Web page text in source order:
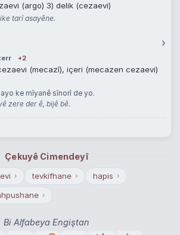
(argo) 3) delik (cezaevi)
tarî asayêne.
›
+2
(mecazî), içeri (mecazen cezaevi)
ke mîyanê sînorî de yo.
zere der ê, bijê bê.
Çekuyê Cimendeyî
› tevkifhane › hapis ›
›
Bi Alfabeya Engiştan